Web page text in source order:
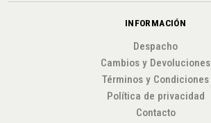
INFORMACIÓN
Despacho
Cambios y Devoluciones
Términos y Condiciones
Política de privacidad
Contacto